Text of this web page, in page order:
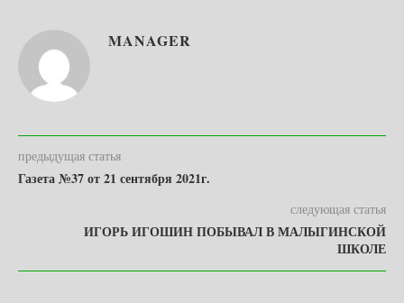
MANAGER
предыдущая статья
Газета №37 от 21 сентября 2021г.
следующая статья
ИГОРЬ ИГОШИН ПОБЫВАЛ В МАЛЫГИНСКОЙ
ШКОЛЕ